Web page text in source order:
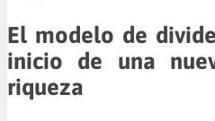
El modelo de
inicio de una
riqueza